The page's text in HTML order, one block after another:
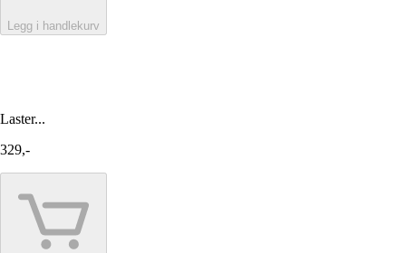
Legg i handlekurv
Laster...
329,-